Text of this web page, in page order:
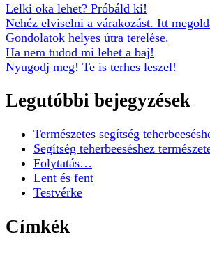
Lelki oka lehet? Próbáld ki!
Nehéz elviselni a várakozást. Itt
Gondolatok helyes útra terelése.
Ha nem tudod mi lehet a baj!
Nyugodj meg! Te is terhes leszel!
Legutóbbi bejegyzések
Természetes segítség
Segítség teherbeeséshez
Folytatás…
Lent és fent
Testvérke
Címkék